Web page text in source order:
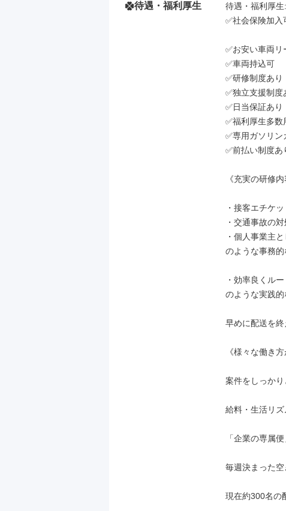
待遇・福利厚生
待遇・福利厚生:
✅社会保険加入
✅お安い車両リ
✅車両持込可
✅研修制度あり
✅独立支援制度
✅日当保証あり
✅福利厚生多数
✅専用ガソリン
✅前払い制度あ
《充実の研修内
・接客エチケ
・交通事故の
・個人事業主
のような事務的
・効率良くル
のような実践的
早めに配送を
《様々な働き方
案件をしっかり
給料・生活リズ
「企業の専属
毎週決まった
現在約300名の